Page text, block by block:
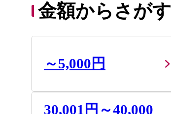
金額からさがす
～5,000円
30,001円～40,000